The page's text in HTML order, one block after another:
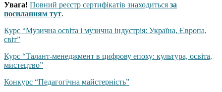
Увага! Повний реєстр сертифікатів знаходиться за
посиланням тут.
Курс “Музична освіта і музична індустрія: Україна, Європа,
світ”
Курс “Талант-менеджмент в цифрову епоху: культура, освіта,
мистецтво”
Конкурс “Педагогічна майстерність”